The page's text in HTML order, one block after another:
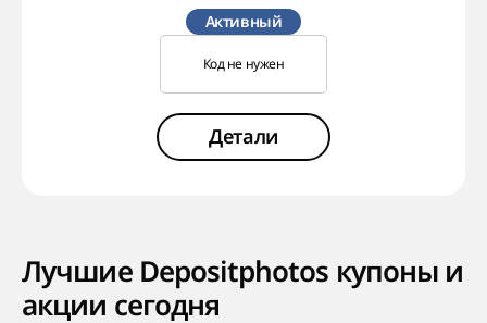
Активный
Код не нужен
Детали
Лучшие Depositphotos купоны и
акции сегодня